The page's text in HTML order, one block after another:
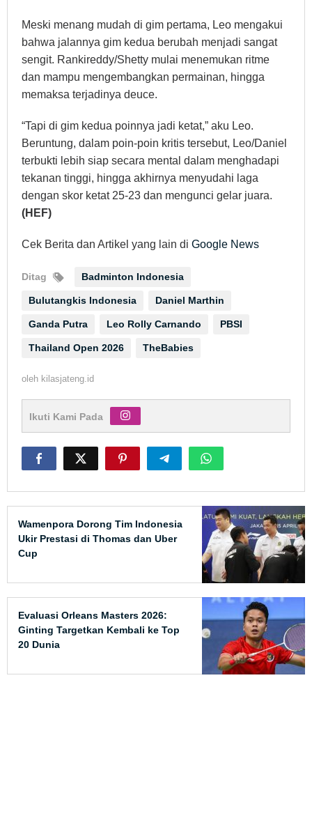
Meski menang mudah di gim pertama, Leo mengakui
bahwa jalannya gim kedua berubah menjadi sangat
sengit. Rankireddy/Shetty mulai menemukan ritme
dan mampu mengembangkan permainan, hingga
memaksa terjadinya deuce.
“Tapi di gim kedua poinnya jadi ketat,” aku Leo.
Beruntung, dalam poin-poin kritis tersebut, Leo/Daniel
terbukti lebih siap secara mental dalam menghadapi
tekanan tinggi, hingga akhirnya menyudahi laga
dengan skor ketat 25-23 dan mengunci gelar juara.
(HEF)
Cek Berita dan Artikel yang lain di Google News
Ditag Badminton Indonesia
Bulutangkis Indonesia Daniel Marthin
Ganda Putra Leo Rolly Carnando PBSI
Thailand Open 2026 TheBabies
oleh kilasjateng.id
Ikuti Kami Pada
Wamenpora Dorong Tim Indonesia
Ukir Prestasi di Thomas dan Uber
Cup
Evaluasi Orleans Masters 2026:
Ginting Targetkan Kembali ke Top
20 Dunia